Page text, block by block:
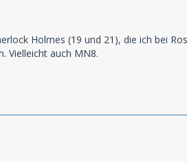
Holmes (19 und 21), die ich bei
Vielleicht auch MN8.